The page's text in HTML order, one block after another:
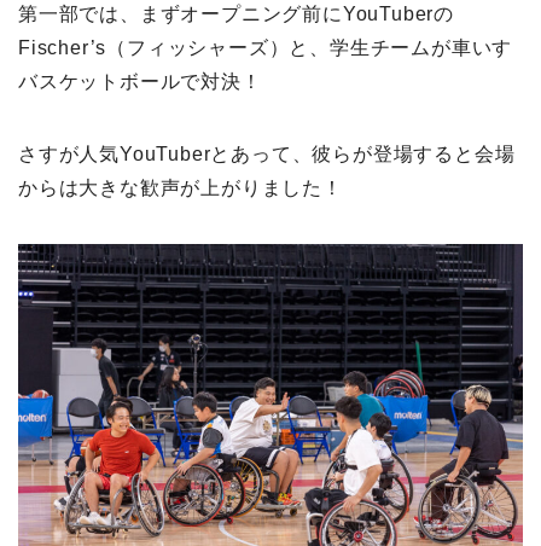
第一部では、まずオープニング前にYouTuberの
Fischer’s（フィッシャーズ）と、学生チームが車いす
バスケットボールで対決！
さすが人気YouTuberとあって、彼らが登場すると会場
からは大きな歓声が上がりました！